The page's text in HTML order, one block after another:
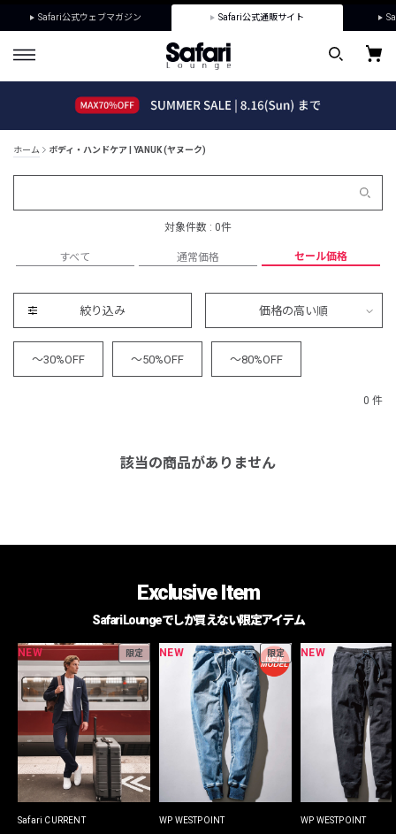
Safari公式ウェブマガジン Safari公式通販サイト
ホーム ボディ・ハンドケア | YANUK (ヤヌーク)
対象件数 : 0件
すべて 通常価格 セール価格
絞り込み 価格の高い順
～30%OFF ～50%OFF ～80%OFF
0 件
該当の商品がありません
Exclusive Item
Safari Loungeでしか買えない限定アイテム
NEW 限定
Safari CURRENT
NEW 限定
WP WESTPOINT
NEW
WP WESTPOINT